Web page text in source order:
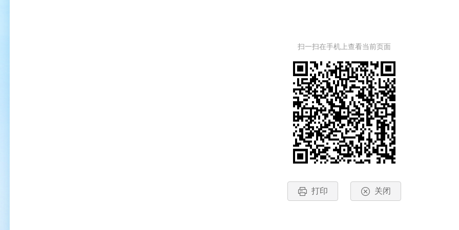
扫一扫在手机上查看当前页面
打印 关闭